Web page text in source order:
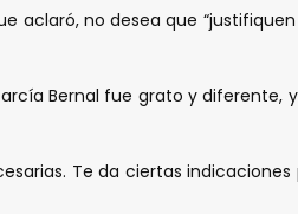
aclaró, no desea que
Bernal fue grato y
Te da ciertas